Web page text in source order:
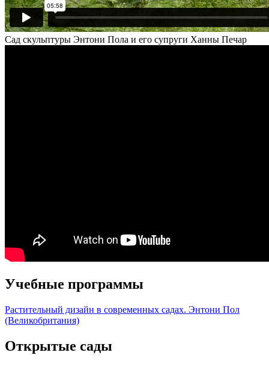
Сад скульптуры Энтони Пола и его супруги Ханны Печар
Учебные программы
Растительный дизайн в современных садах. Энтони Пол
(Великобритания)
Открытые сады